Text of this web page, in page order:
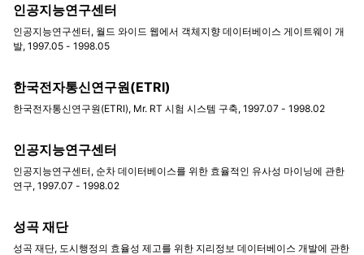
인공지능연구센터
인공지능연구센터, 월드 와이드 웹에서 객체지향 데이터베이스 게이트웨이 개
발, 1997.05 - 1998.05
한국전자통신연구원(ETRI)
한국전자통신연구원(ETRI), Mr. RT 시험 시스템 구축, 1997.07 - 1998.02
인공지능연구센터
인공지능연구센터, 순차 데이터베이스를 위한 효율적인 유사성 마이닝에 관한
연구, 1997.07 - 1998.02
성곡 재단
성곡 재단, 도시행정의 효율성 제고를 위한 지리정보 데이터베이스 개발에 관한